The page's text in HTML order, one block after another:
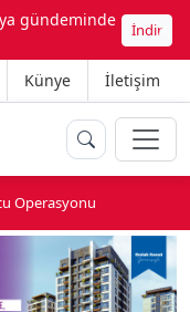
gündeminde
İndir
Künye İletişim
Operasyonu